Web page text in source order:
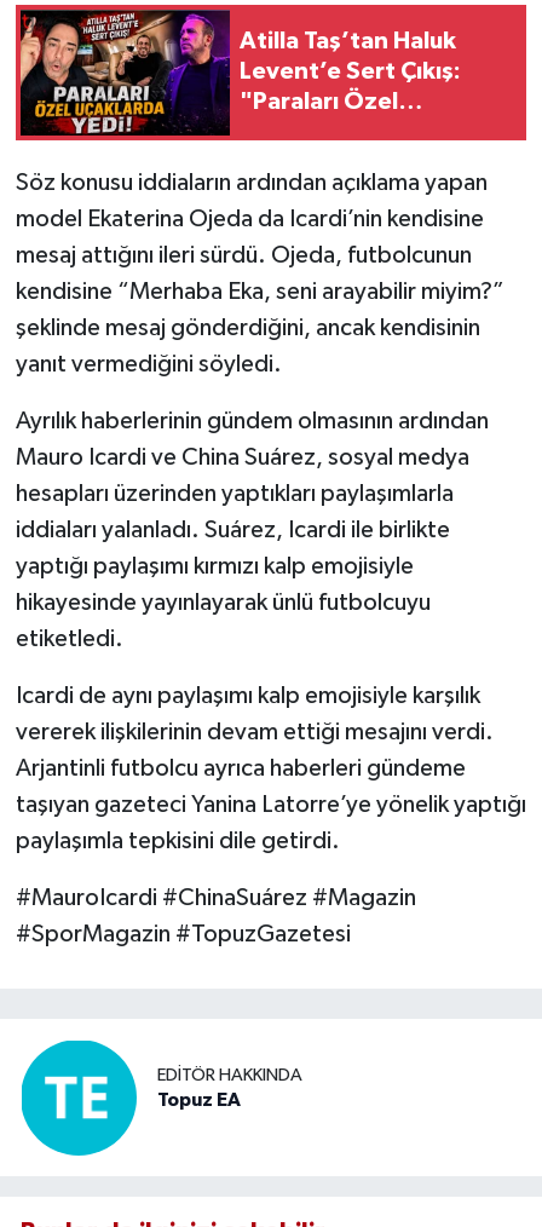
Atilla Taş’tan Haluk
Levent’e Sert Çıkış:
"Paraları Özel
Söz konusu iddiaların ardından açıklama yapan
model Ekaterina Ojeda da Icardi’nin kendisine
mesaj attığını ileri sürdü. Ojeda, futbolcunun
kendisine “Merhaba Eka, seni arayabilir miyim?”
şeklinde mesaj gönderdiğini, ancak kendisinin
yanıt vermediğini söyledi.
Ayrılık haberlerinin gündem olmasının ardından
Mauro Icardi ve China Suárez, sosyal medya
hesapları üzerinden yaptıkları paylaşımlarla
iddiaları yalanladı. Suárez, Icardi ile birlikte
yaptığı paylaşımı kırmızı kalp emojisiyle
hikayesinde yayınlayarak ünlü futbolcuyu
etiketledi.
Icardi de aynı paylaşımı kalp emojisiyle karşılık
vererek ilişkilerinin devam ettiği mesajını verdi.
Arjantinli futbolcu ayrıca haberleri gündeme
taşıyan gazeteci Yanina Latorre’ye yönelik yaptığı
paylaşımla tepkisini dile getirdi.
#MauroIcardi #ChinaSuárez #Magazin
#SporMagazin #TopuzGazetesi
EDITÖR HAKKINDA
Topuz EA